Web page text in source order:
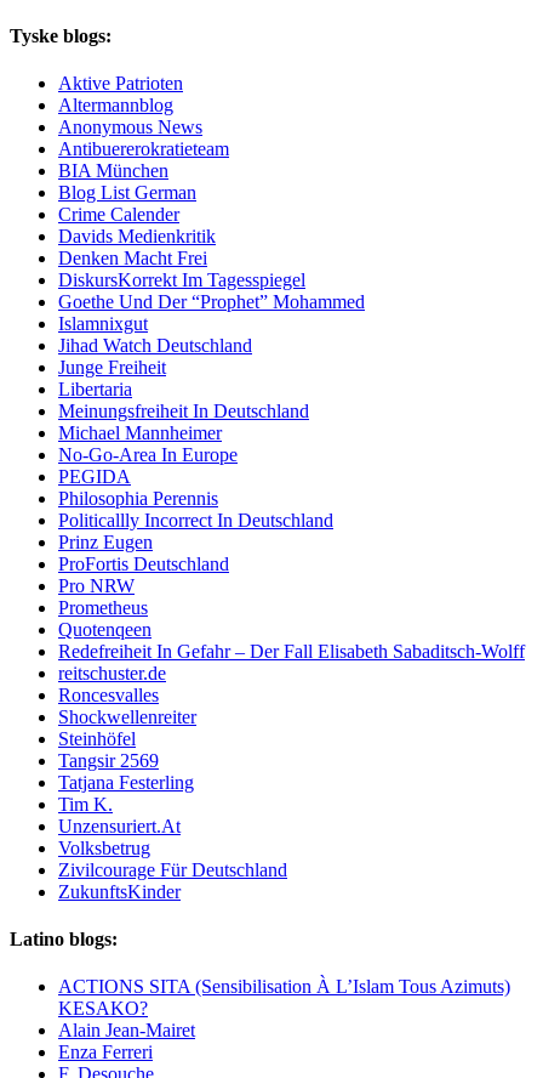
Tyske blogs:
Aktive Patrioten
Altermannblog
Anonymous News
Antibuererokratieteam
BIA München
Blog List German
Crime Calender
Davids Medienkritik
Denken Macht Frei
DiskursKorrekt Im Tagesspiegel
Goethe Und Der “Prophet” Mohammed
Islamnixgut
Jihad Watch Deutschland
Junge Freiheit
Libertaria
Meinungsfreiheit In Deutschland
Michael Mannheimer
No-Go-Area In Europe
PEGIDA
Philosophia Perennis
Politicallly Incorrect In Deutschland
Prinz Eugen
ProFortis Deutschland
Pro NRW
Prometheus
Quotenqeen
Redefreiheit In Gefahr – Der Fall Elisabeth Sabaditsch-Wolff
reitschuster.de
Roncesvalles
Shockwellenreiter
Steinhöfel
Tangsir 2569
Tatjana Festerling
Tim K.
Unzensuriert.At
Volksbetrug
Zivilcourage Für Deutschland
ZukunftsKinder
Latino blogs:
ACTIONS SITA (Sensibilisation À L’Islam Tous Azimuts)
KESAKO?
Alain Jean-Mairet
Enza Ferreri